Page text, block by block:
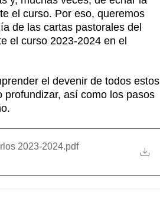
el curso. Por eso, queremos
de las cartas pastorales del
el curso 2023-2024 en el
el devenir de todos estos
así como los pasos
2023-2024.pdf